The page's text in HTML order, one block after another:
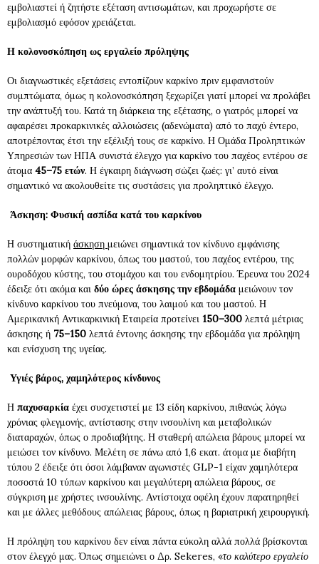
εμβολιαστεί ή ζητήστε εξέταση αντισωμάτων, και προχωρήστε σε
εμβολιασμό εφόσον χρειάζεται.
Η κολονοσκόπηση ως εργαλείο πρόληψης
Οι διαγνωστικές εξετάσεις εντοπίζουν καρκίνο πριν εμφανιστούν
συμπτώματα, όμως η κολονοσκόπηση ξεχωρίζει γιατί μπορεί να προλάβει
την ανάπτυξή του. Κατά τη διάρκεια της εξέτασης, ο γιατρός μπορεί να
αφαιρέσει προκαρκινικές αλλοιώσεις (αδενώματα) από το παχύ έντερο,
αποτρέποντας έτσι την εξέλιξή τους σε καρκίνο. Η Ομάδα Προληπτικών
Υπηρεσιών των ΗΠΑ συνιστά έλεγχο για καρκίνο του παχέος εντέρου σε
άτομα 45–75 ετών. Η έγκαιρη διάγνωση σώζει ζωές: γι’ αυτό είναι
σημαντικό να ακολουθείτε τις συστάσεις για προληπτικό έλεγχο.
Άσκηση: Φυσική ασπίδα κατά του καρκίνου
Η συστηματική άσκηση μειώνει σημαντικά τον κίνδυνο εμφάνισης
πολλών μορφών καρκίνου, όπως του μαστού, του παχέος εντέρου, της
ουροδόχου κύστης, του στομάχου και του ενδομητρίου. Έρευνα του 2024
έδειξε ότι ακόμα και δύο ώρες άσκησης την εβδομάδα μειώνουν τον
κίνδυνο καρκίνου του πνεύμονα, του λαιμού και του μαστού. Η
Αμερικανική Αντικαρκινική Εταιρεία προτείνει 150–300 λεπτά μέτριας
άσκησης ή 75–150 λεπτά έντονης άσκησης την εβδομάδα για πρόληψη
και ενίσχυση της υγείας.
Υγιές βάρος, χαμηλότερος κίνδυνος
Η παχυσαρκία έχει συσχετιστεί με 13 είδη καρκίνου, πιθανώς λόγω
χρόνιας φλεγμονής, αντίστασης στην ινσουλίνη και μεταβολικών
διαταραχών, όπως ο προδιαβήτης. Η σταθερή απώλεια βάρους μπορεί να
μειώσει τον κίνδυνο. Μελέτη σε πάνω από 1,6 εκατ. άτομα με διαβήτη
τύπου 2 έδειξε ότι όσοι λάμβαναν αγωνιστές GLP-1 είχαν χαμηλότερα
ποσοστά 10 τύπων καρκίνου και μεγαλύτερη απώλεια βάρους, σε
σύγκριση με χρήστες ινσουλίνης. Αντίστοιχα οφέλη έχουν παρατηρηθεί
και με άλλες μεθόδους απώλειας βάρους, όπως η βαριατρική χειρουργική.
Η πρόληψη του καρκίνου δεν είναι πάντα εύκολη αλλά πολλά βρίσκονται
στον έλεγχό μας. Όπως σημειώνει ο Δρ. Sekeres, «το καλύτερο εργαλείο